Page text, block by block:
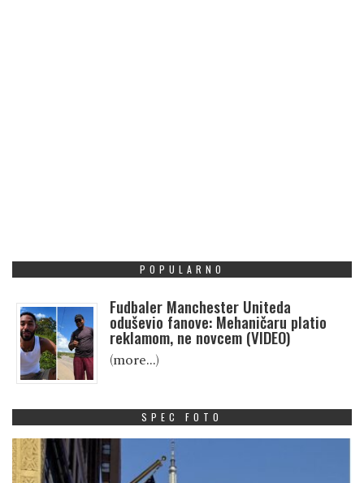
POPULARNO
Fudbaler Manchester Uniteda
oduševio fanove: Mehaničaru platio
reklamom, ne novcem (VIDEO)
(more…)
SPEC FOTO